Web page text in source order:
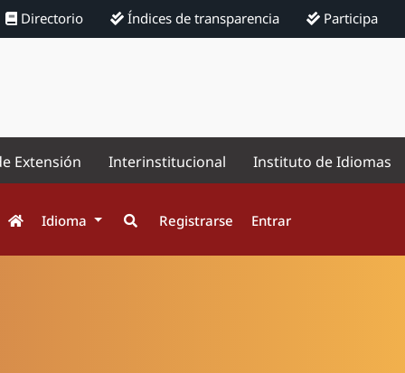
Directorio Índices de transparencia Participa
Extensión Interinstitucional Instituto de Idiomas
Idioma Registrarse Entrar